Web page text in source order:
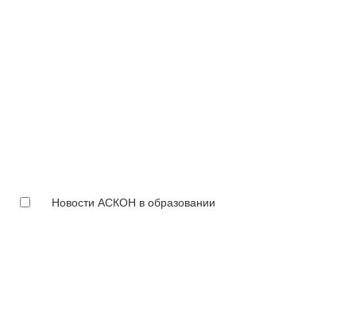
Новости АСКОН в образовании